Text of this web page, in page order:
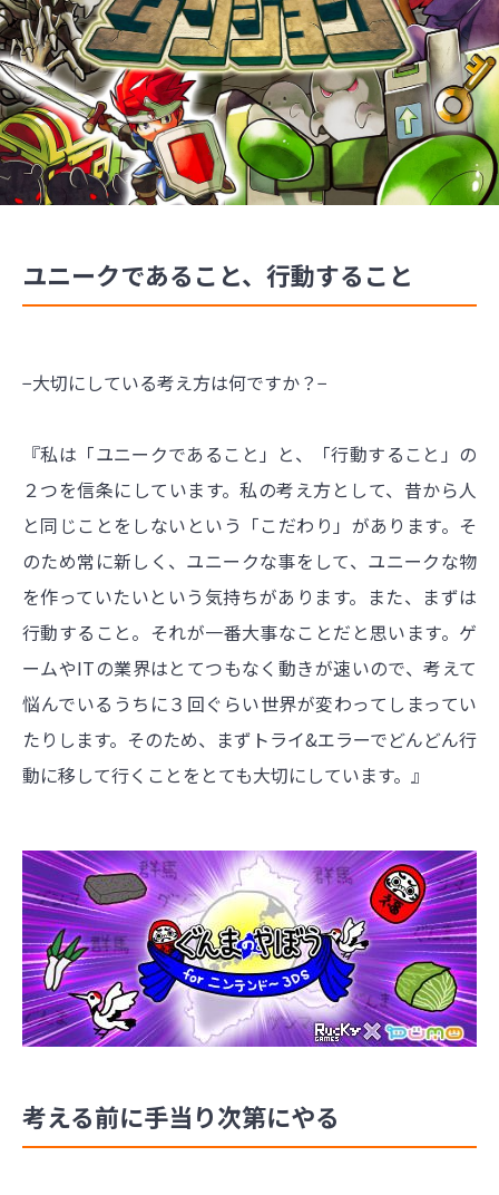
ユニークであること、行動すること
−大切にしている考え方は何ですか？−
『私は「ユニークであること」と、「行動すること」の
２つを信条にしています。私の考え方として、昔から人
と同じことをしないという「こだわり」があります。そ
のため常に新しく、ユニークな事をして、ユニークな物
を作っていたいという気持ちがあります。また、まずは
行動すること。それが一番大事なことだと思います。ゲ
ームやITの業界はとてつもなく動きが速いので、考えて
悩んでいるうちに３回ぐらい世界が変わってしまってい
たりします。そのため、まずトライ&エラーでどんどん行
動に移して行くことをとても大切にしています。』
考える前に手当り次第にやる